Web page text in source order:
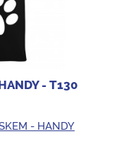
- T130
- HANDY